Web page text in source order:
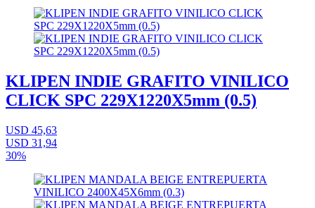
KLIPEN INDIE GRAFITO VINILICO
CLICK SPC 229X1220X5mm (0.5)
USD 45,63
USD 31,94
30%